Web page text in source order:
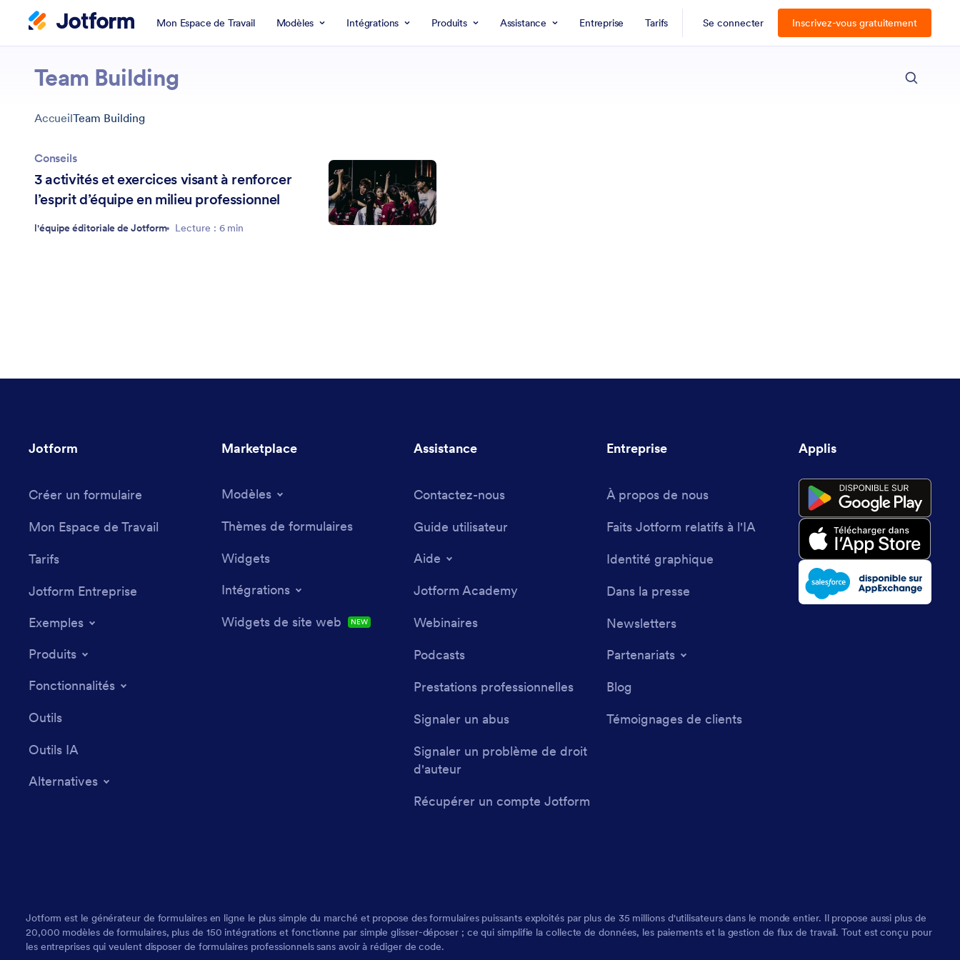
Mon Espace de Travail Modèles Intégrations Produits Assistance Entreprise Tarifs Se connecter Inscrivez-vous gratuitement
Team Building
AccueilTeam Building
Conseils
3 activités et exercices visant à renforcer
l’esprit d’équipe en milieu professionnel
l'équipe éditoriale de Jotform Lecture : 6 min
ECH
Jotform
Créer un formulaire
Mon Espace de Travail
Tarifs
Jotform Entreprise
Exemples
Produits
Fonctionnalités
Outils
Outils IA
Alternatives
Marketplace
Modèles
Thèmes de formulaires
Widgets
Intégrations
Widgets de site web
NEW
Assistance
Contactez-nous
Guide utilisateur
Aide
Jotform Academy
Webinaires
Podcasts
Prestations professionnelles
Signaler un abus
Signaler un problème de droit
d'auteur
Récupérer un compte Jotform
Entreprise
À propos de nous
Faits Jotform relatifs à l'IA
Identité graphique
Dans la presse
Newsletters
Partenariats
Blog
Témoignages de clients
Applis
Jotform est le générateur de formulaires en ligne le plus simple du marché et propose des formulaires puissants exploités par plus de 35 millions d'utilisateurs dans le monde entier. Il propose aussi plus de
20,000 modèles de formulaires, plus de 150 intégrations et fonctionne par simple glisser-déposer ; ce qui simplifie la collecte de données, les paiements et la gestion de flux de travail. Tout est conçu pour
les entreprises qui veulent disposer de formulaires professionnels sans avoir à rédiger de code.